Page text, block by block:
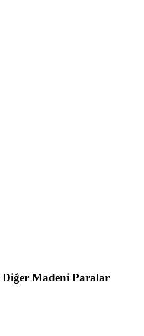
Diğer Madeni Paralar